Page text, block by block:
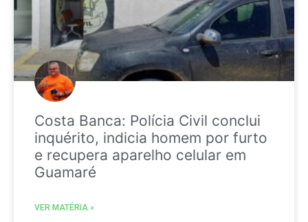
Costa Banca: Polícia Civil conclui
inquérito, indicia homem por furto
e recupera aparelho celular em
Guamaré
VER MATÉRIA »